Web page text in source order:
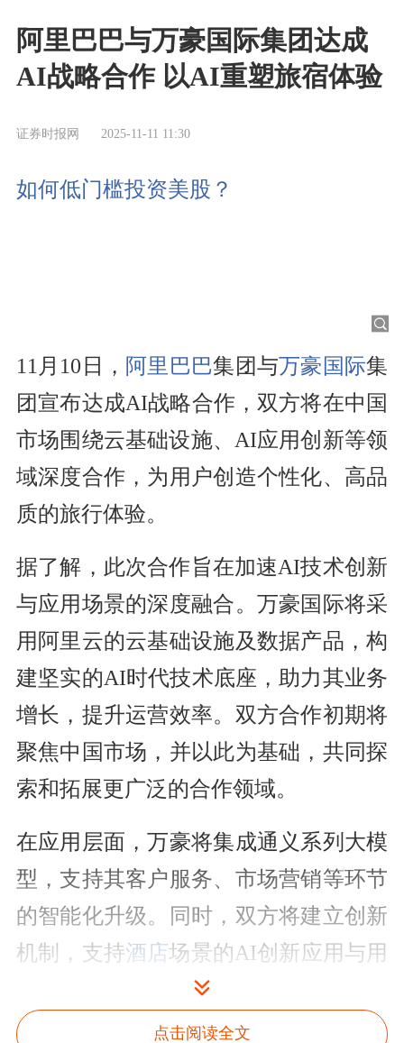
阿里巴巴与万豪国际集团达成
AI战略合作 以AI重塑旅宿体验
证券时报网 2025-11-11 11:30
如何低门槛投资美股？
11月10日， 阿里巴巴集团与万豪国际集
团宣布达成AI战略合作，双方将在中国
市场围绕云基础设施、AI应用创新等领
域深度合作，为用户创造个性化、高品
质的旅行体验。
据了解，此次合作旨在加速AI技术创新
与应用场景的深度融合。万豪国际将采
用阿里云的云基础设施及数据产品，构
建坚实的AI时代技术底座，助力其业务
增长，提升运营效率。双方合作初期将
聚焦中国市场，并以此为基础，共同探
索和拓展更广泛的合作领域。
在应用层面，万豪将集成通义系列大模
型，支持其客户服务、市场营销等环节
的智能化升级。同时，双方将建立创新
机制，支持酒店场景的AI创新应用与用
户体验升级，计划于2026年率先在飞猪
万豪旗舰店启用试点AI智能体
应用。该
点击阅读全文